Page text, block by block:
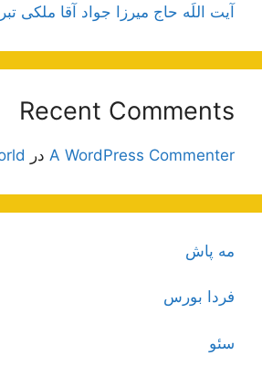
آیت اللَه حاج میرزا جواد آقا ملکی
Recent Comments
A WordPress Commenter در
مه پاش
فردا بورس
سئو